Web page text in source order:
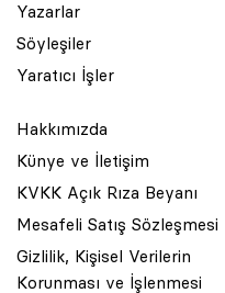
Yazarlar
Söyleşiler
Yaratıcı İşler
Hakkımızda
Künye ve İletişim
KVKK Açık Rıza Beyanı
Mesafeli Satış Sözleşmesi
Gizlilik, Kişisel Verilerin
Korunması ve İşlenmesi